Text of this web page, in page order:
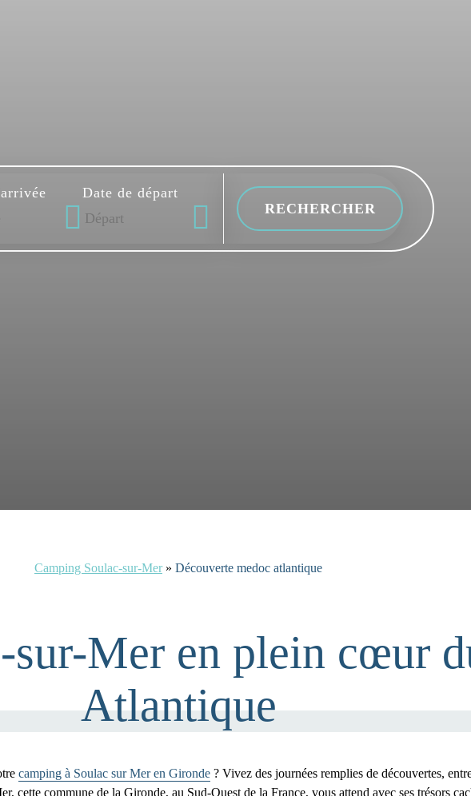
Date de départ
Camping Soulac-sur-Mer» Découverte medoc atlantique
Mer en plein cœur
Atlantique
camping à Soulac sur Mer en Gironde ? Vivez des journées remplies de découvertes,
commune de la Gironde, au Sud-Ouest de la France, vous attend avec ses trésors